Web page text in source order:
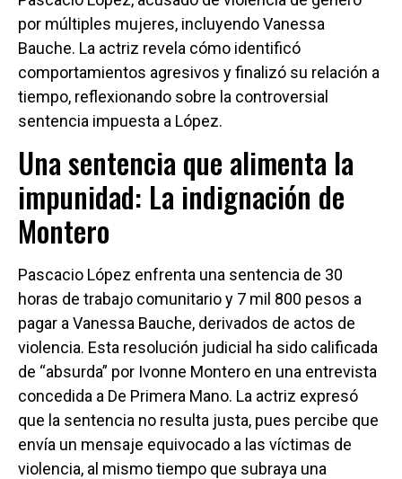
por múltiples mujeres, incluyendo Vanessa
Bauche. La actriz revela cómo identificó
comportamientos agresivos y finalizó su relación a
tiempo, reflexionando sobre la controversial
sentencia impuesta a López.
Una sentencia que alimenta la
impunidad: La indignación de
Montero
Pascacio López enfrenta una sentencia de 30
horas de trabajo comunitario y 7 mil 800 pesos a
pagar a Vanessa Bauche, derivados de actos de
violencia. Esta resolución judicial ha sido calificada
de “absurda” por Ivonne Montero en una entrevista
concedida a De Primera Mano. La actriz expresó
que la sentencia no resulta justa, pues percibe que
envía un mensaje equivocado a las víctimas de
violencia, al mismo tiempo que subraya una